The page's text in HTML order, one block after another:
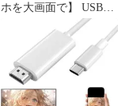
ホを大画面で】 USB
Type-C to HDMI 変換ケ
ーブル USB 3.1 Type C
to HDMI ケーブル 変換
ケーブル 1.8m 4K 30Hz
1080P画質 音声・映像
データサポート